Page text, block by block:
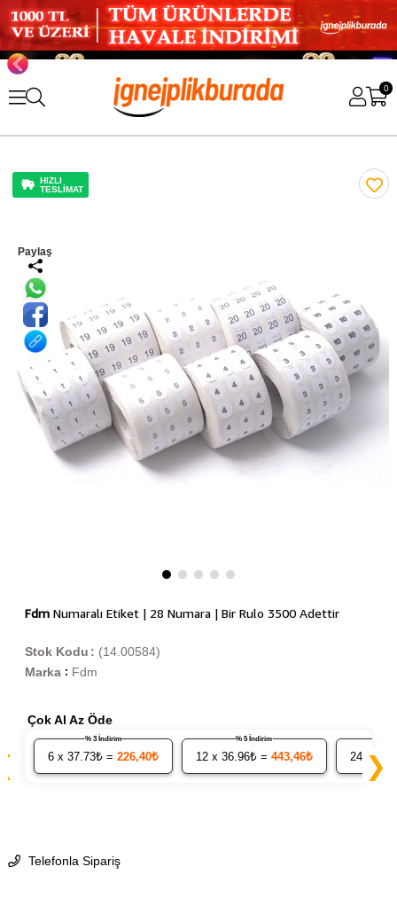
0
HIZLI
TESLİMAT
Paylaş
FdmNumaralı Etiket | 28 Numara | Bir Rulo 3500 Adettir
(14.00584)
Stok Kodu
Marka : Fdm
Çok Al Az Öde
6x 37.73₺ = 226,40₺
% 3 İndirim
12x 36.96₺ = 443,46₺
% 5 İndirim
24x❯
Telefonla Sipariş